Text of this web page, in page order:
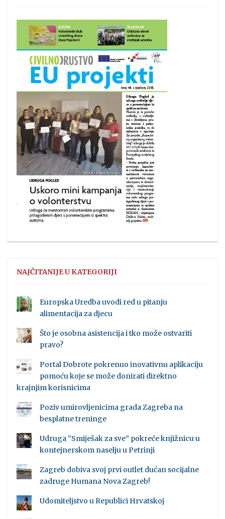
NAJČITANIJE U KATEGORIJI
Europska Uredba uvodi red u pitanju
alimentacija za djecu
Što je osobna asistencija i tko može ostvariti
pravo?
Portal Dobrote pokrenuo inovativnu aplikaciju
pomoću koje se može donirati direktno
krajnjim korisnicima
Poziv umirovljenicima grada Zagreba na
besplatne treninge
Udruga “Smiješak za sve” pokreće knjižnicu u
kontejnerskom naselju u Petrinji
Zagreb dobiva svoj prvi outlet dućan socijalne
zadruge Humana Nova Zagreb!
Udomiteljstvo u Republici Hrvatskoj